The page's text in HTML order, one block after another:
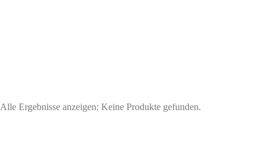
Alle Ergebnisse anzeigen: Keine Produkte gefunden.